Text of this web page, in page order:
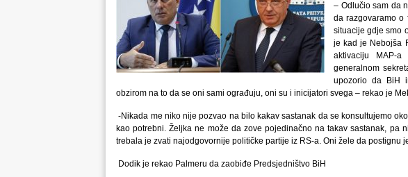
– Odlučio sam da
da razgovaramo
situacije gdje smo
je kad je Nebojša
aktivaciju MAP-
generalnom
upozorio da BiH
obzirom na to da se oni sami ograđuju, oni su i inicijatori svega – rekao je
-Nikada me niko nije pozvao na bilo kakav sastanak da se konsultujemo
kao potrebni. Željka ne može da zove pojedinačno na takav sastanak, pa
trebala je zvati najodgovornije političke partije iz RS-a. Oni žele da postignu
Dodik je rekao Palmeru da zaobiđe Predsjedništvo BiH